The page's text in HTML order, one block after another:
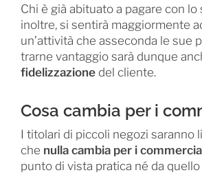
Chi è già abituato a pagare con
inoltre, si sentirà maggiormente
un’attività che asseconda le sue
trarne vantaggio sarà dunque
fidelizzazionedel cliente.
Cosa cambia per i
I titolari di piccoli negozi saranno
che nulla cambia per i
punto di vista pratica né da